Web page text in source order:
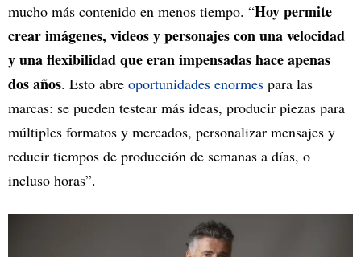
mucho más contenido en menos tiempo. “Hoy permite
crear imágenes, videos y personajes con una velocidad
y una flexibilidad que eran impensadas hace apenas
dos años. Esto abre oportunidades enormes para las
marcas: se pueden testear más ideas, producir piezas para
múltiples formatos y mercados, personalizar mensajes y
reducir tiempos de producción de semanas a días, o
incluso horas”.